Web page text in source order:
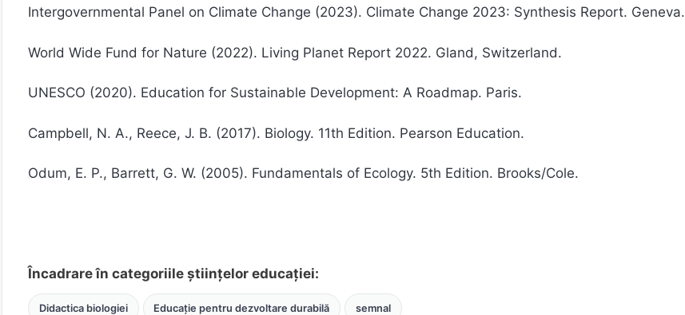
Intergovernmental Panel on Climate Change (2023). Climate Change 2023: Synthesis Report. Geneva.
World Wide Fund for Nature (2022). Living Planet Report 2022. Gland, Switzerland.
UNESCO (2020). Education for Sustainable Development: A Roadmap. Paris.
Campbell, N. A., Reece, J. B. (2017). Biology. 11th Edition. Pearson Education.
Odum, E. P., Barrett, G. W. (2005). Fundamentals of Ecology. 5th Edition. Brooks/Cole.
Încadrare în categoriile științelor educației:
Didactica biologiei Educație pentru dezvoltare durabilă semnal